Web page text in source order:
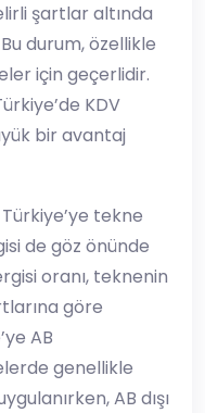
şartlar altında
durum, özellikle
için geçerlidir.
KDV
bir avantaj
tekne
de göz önünde
oranı, teknenin
göre
AB
genellikle
AB dışı